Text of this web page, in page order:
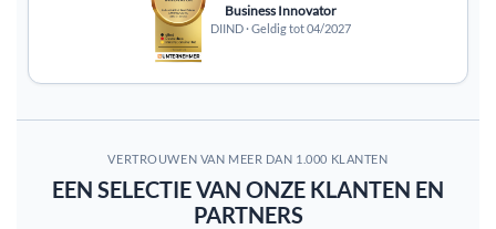
Business Innovator
DIIND · Geldig tot 04/2027
VERTROUWEN VAN MEER DAN 1.000 KLANTEN
EEN SELECTIE VAN ONZE KLANTEN EN
PARTNERS